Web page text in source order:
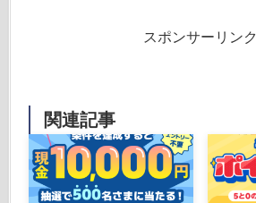
スポンサーリンク
関連記事